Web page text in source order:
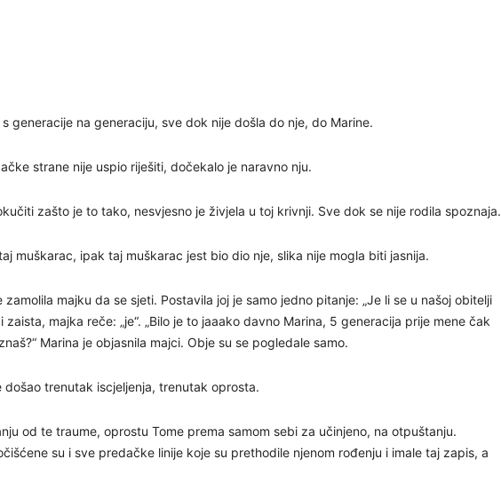
generacije na generaciju, sve dok nije došla do nje, do Marine.
strane nije uspio riješiti, dočekalo je naravno nju.
zašto je to tako, nesvjesno je živjela u toj krivnji. Sve dok se nije rodila spoznaja.
muškarac, ipak taj muškarac jest bio dio nje, slika nije mogla biti jasnija.
majku da se sjeti. Postavila joj je samo jedno pitanje: „Je li se u našoj obitelji
zaista, majka reče: „je“. „Bilo je to jaaako davno Marina, 5 generacija prije mene čak
Marina je objasnila majci. Obje su se pogledale samo.
došao trenutak iscjeljenja, trenutak oprosta.
od te traume, oprostu Tome prema samom sebi za učinjeno, na otpuštanju.
su i sve predačke linije koje su prethodile njenom rođenju i imale taj zapis, a